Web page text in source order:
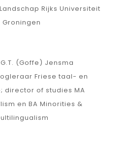
Rijks Universiteit
Groningen
(Goffe) Jensma
Friese taal- en
director of studies MA
en BA Minorities &